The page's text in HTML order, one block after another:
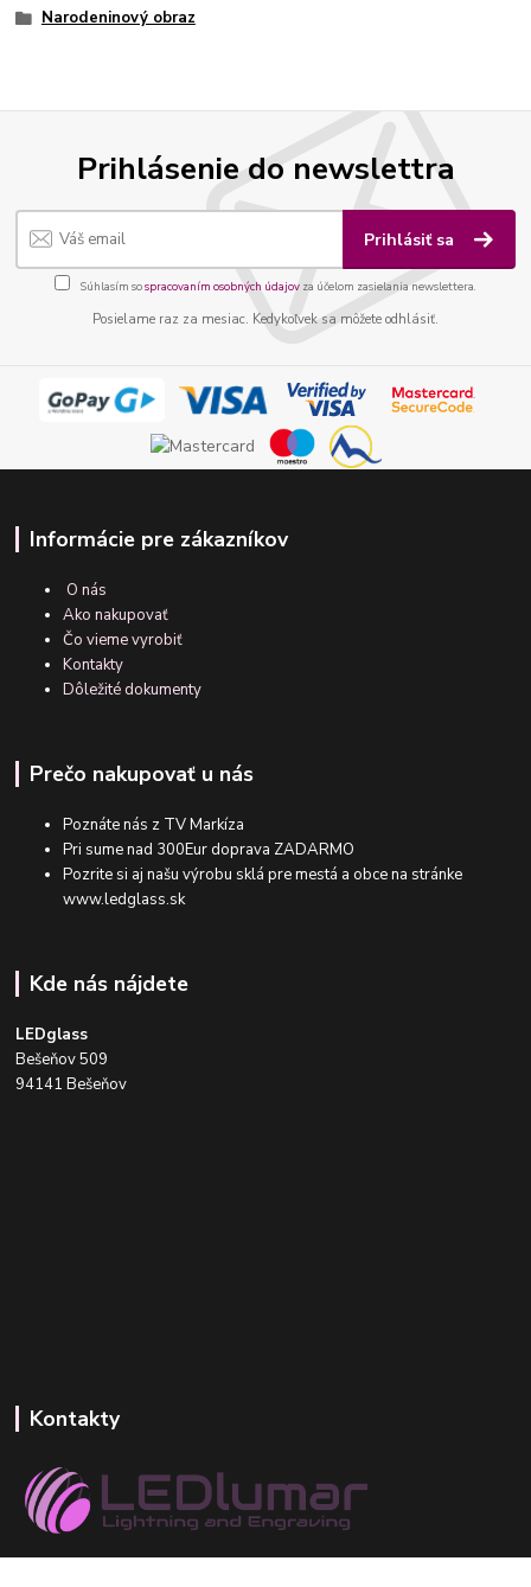
Narodeninový obraz
Prihlásenie do newslettra
Prihlásiť sa
Súhlasím sospracovaním osobných údajov za účelom zasielania newslettera.
Posielame raz za mesiac. Kedykoľvek sa môžete odhlásiť.
Informácie pre zákazníkov
O nás
Ako nakupovať
Čo vieme vyrobiť
Kontakty
Dôležité dokumenty
Prečo nakupovať u nás
Poznáte nás z TV Markíza
Pri sume nad 300Eur doprava ZADARMO
Pozrite si aj našu výrobu sklá pre mestá a obce na stránke
www.ledglass.sk
Kde nás nájdete
LEDglass
Bešeňov 509
94141 Bešeňov
Kontakty